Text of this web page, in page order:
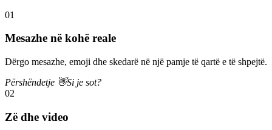
01
Mesazhe në kohë reale
Dërgo mesazhe, emoji dhe skedarë në një pamje të qartë e të shpejtë.
Përshëndetje 👋Si je sot?
02
Zë dhe video